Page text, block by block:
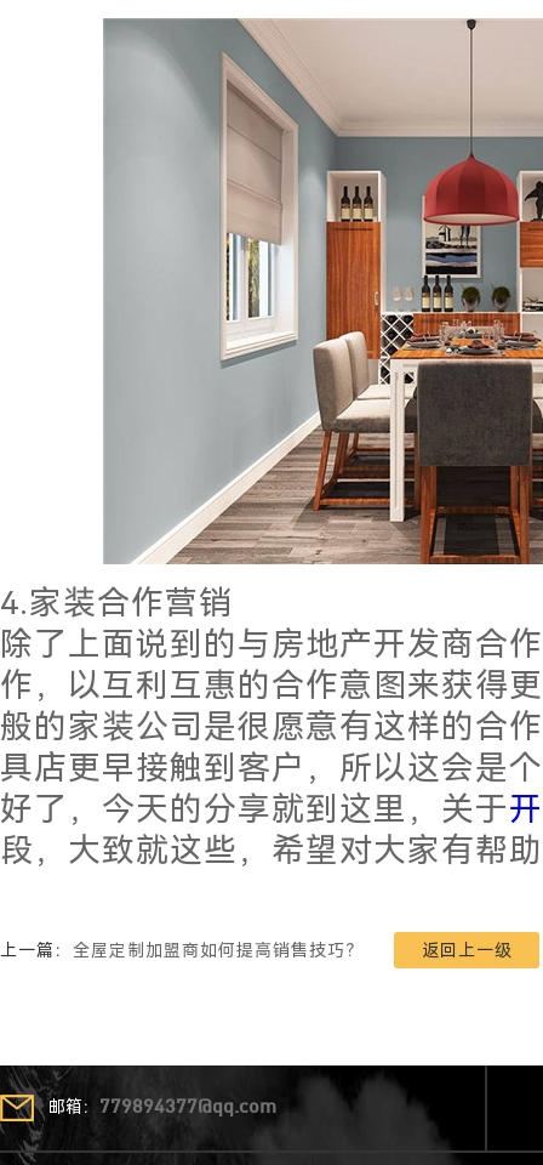
4.家装合作营销
除了上面说到的与房地产开发商合
作，以互利互惠的合作意图来获得
般的家装公司是很愿意有这样的合
具店更早接触到客户，所以这会是
好了，今天的分享就到这里，关于
段，大致就这些，希望对大家有帮
上一篇： 全屋定制加盟商如何提高销售技巧？ 返回上一级
邮箱： 779894377@qq.com